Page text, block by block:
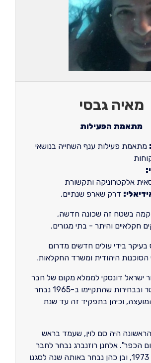
מאיה גבסי
מתאמת הפעילות
מתאמת פעילות ענף השחייה בנושאי
אלקטרוניקה ותקשורת
דרק שארפ שנתיים.
1953 הוקמה בשטח זה שכונה חדשה,
והיתר - בתי מגורים.
בידי עולים חדשים מדרום
הסוכנות היהודית ומשרד החקלאות.
נבחר ישראל דונסקי לממלא מקום של חבר
מועצה שהתפטר ובבחירות שהתקיימו ב-1965 נבחר
וכיהן בתפקיד זה עד שנת
היה סם לוין, שעמד בראש
הכפר". אלחנן רוזנברג נבחר לחבר
המועצה בשנת 1973, ובן כהן נבחר באותה שנה לסגנו